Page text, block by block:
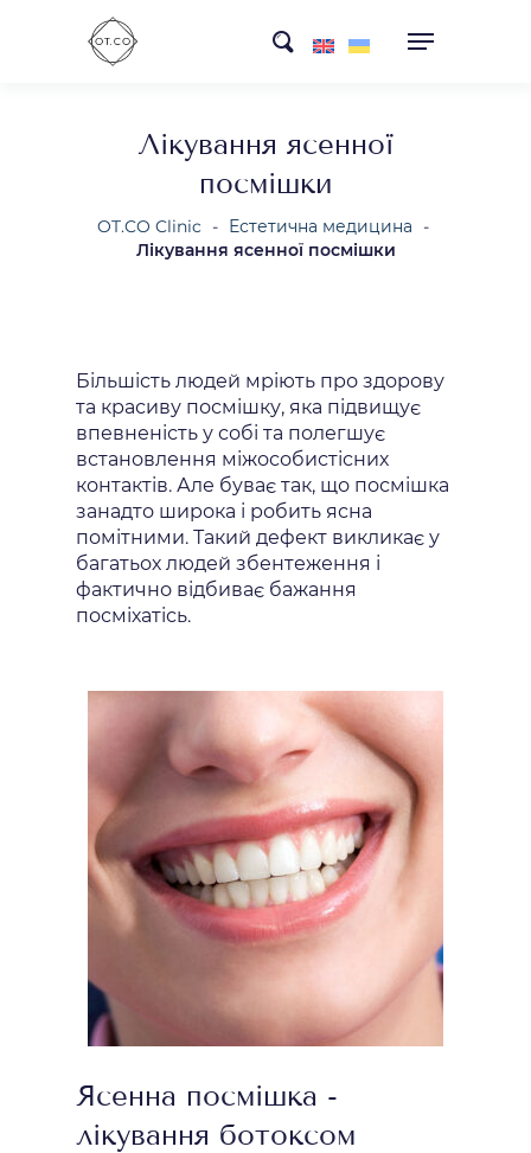
search
Лікування ясенної
посмішки
OT.CO Clinic - Естетична медицина
-
Лікування ясенної посмішки
Більшість людей мріють про здорову
та красиву посмішку, яка підвищує
впевненість у собі та полегшує
встановлення міжособистісних
контактів. Але буває так, що посмішка
занадто широка і робить ясна
помітними. Такий дефект викликає у
багатьох людей збентеження і
фактично відбиває бажання
посміхатісь.
Ясенна посмішка -
лікування ботоксом